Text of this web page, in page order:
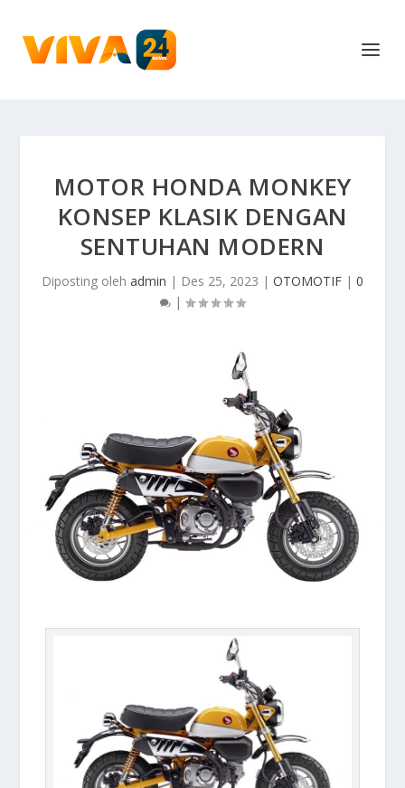
MOTOR HONDA MONKEY
KONSEP KLASIK DENGAN
SENTUHAN MODERN
Diposting oleh admin | Des 25, 2023 | OTOMOTIF | 0
|